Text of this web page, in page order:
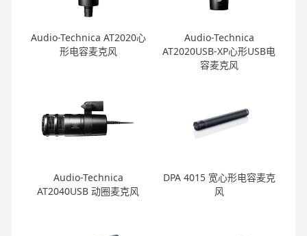
Audio-Technica AT2020心
形电容麦克风
Audio-Technica
AT2020USB-XP心形USB电
容麦克风
Audio-Technica
AT2040USB 动圈麦克风
DPA 4015 宽心形电容麦克
风